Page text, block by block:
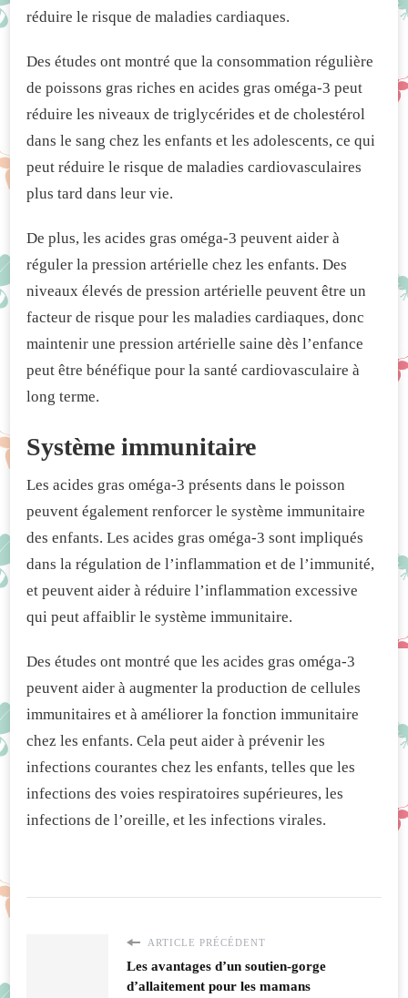
réduire le risque de maladies cardiaques.
Des études ont montré que la consommation régulière
de poissons gras riches en acides gras oméga-3 peut
réduire les niveaux de triglycérides et de cholestérol
dans le sang chez les enfants et les adolescents, ce qui
peut réduire le risque de maladies cardiovasculaires
plus tard dans leur vie.
De plus, les acides gras oméga-3 peuvent aider à
réguler la pression artérielle chez les enfants. Des
niveaux élevés de pression artérielle peuvent être un
facteur de risque pour les maladies cardiaques, donc
maintenir une pression artérielle saine dès l’enfance
peut être bénéfique pour la santé cardiovasculaire à
long terme.
Système immunitaire
Les acides gras oméga-3 présents dans le poisson
peuvent également renforcer le système immunitaire
des enfants. Les acides gras oméga-3 sont impliqués
dans la régulation de l’inflammation et de l’immunité,
et peuvent aider à réduire l’inflammation excessive
qui peut affaiblir le système immunitaire.
Des études ont montré que les acides gras oméga-3
peuvent aider à augmenter la production de cellules
immunitaires et à améliorer la fonction immunitaire
chez les enfants. Cela peut aider à prévenir les
infections courantes chez les enfants, telles que les
infections des voies respiratoires supérieures, les
infections de l’oreille, et les infections virales.
ARTICLE PRÉCÉDENT
Les avantages d’un soutien-gorge
d’allaitement pour les mamans